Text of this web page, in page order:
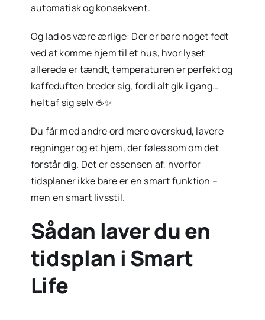
automatisk og konsekvent.
Og lad os være ærlige: Der er bare noget fedt
ved at komme hjem til et hus, hvor lyset
allerede er tændt, temperaturen er perfekt og
kaffeduften breder sig, fordi alt gik i gang…
helt af sig selv ☕✨
Du får med andre ord mere overskud, lavere
regninger og et hjem, der føles som om det
forstår dig. Det er essensen af, hvorfor
tidsplaner ikke bare er en smart funktion –
men en smart livsstil.
Sådan laver du en
tidsplan i Smart
Life